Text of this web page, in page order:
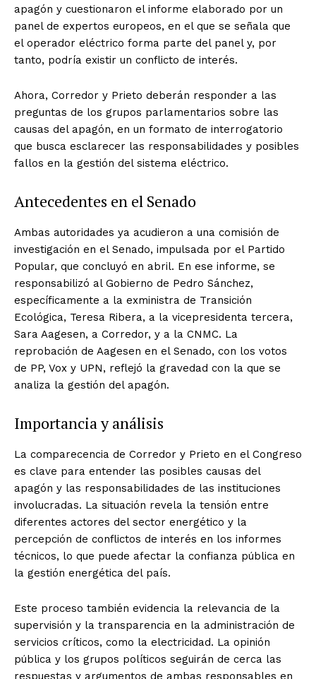
apagón y cuestionaron el informe elaborado por un
panel de expertos europeos, en el que se señala que
el operador eléctrico forma parte del panel y, por
tanto, podría existir un conflicto de interés.
Ahora, Corredor y Prieto deberán responder a las
preguntas de los grupos parlamentarios sobre las
causas del apagón, en un formato de interrogatorio
que busca esclarecer las responsabilidades y posibles
fallos en la gestión del sistema eléctrico.
Antecedentes en el Senado
Ambas autoridades ya acudieron a una comisión de
investigación en el Senado, impulsada por el Partido
Popular, que concluyó en abril. En ese informe, se
responsabilizó al Gobierno de Pedro Sánchez,
específicamente a la exministra de Transición
Ecológica, Teresa Ribera, a la vicepresidenta tercera,
Sara Aagesen, a Corredor, y a la CNMC. La
reprobación de Aagesen en el Senado, con los votos
de PP, Vox y UPN, reflejó la gravedad con la que se
analiza la gestión del apagón.
Importancia y análisis
La comparecencia de Corredor y Prieto en el Congreso
es clave para entender las posibles causas del
apagón y las responsabilidades de las instituciones
involucradas. La situación revela la tensión entre
diferentes actores del sector energético y la
percepción de conflictos de interés en los informes
técnicos, lo que puede afectar la confianza pública en
la gestión energética del país.
Este proceso también evidencia la relevancia de la
supervisión y la transparencia en la administración de
servicios críticos, como la electricidad. La opinión
pública y los grupos políticos seguirán de cerca las
respuestas y argumentos de ambas responsables en